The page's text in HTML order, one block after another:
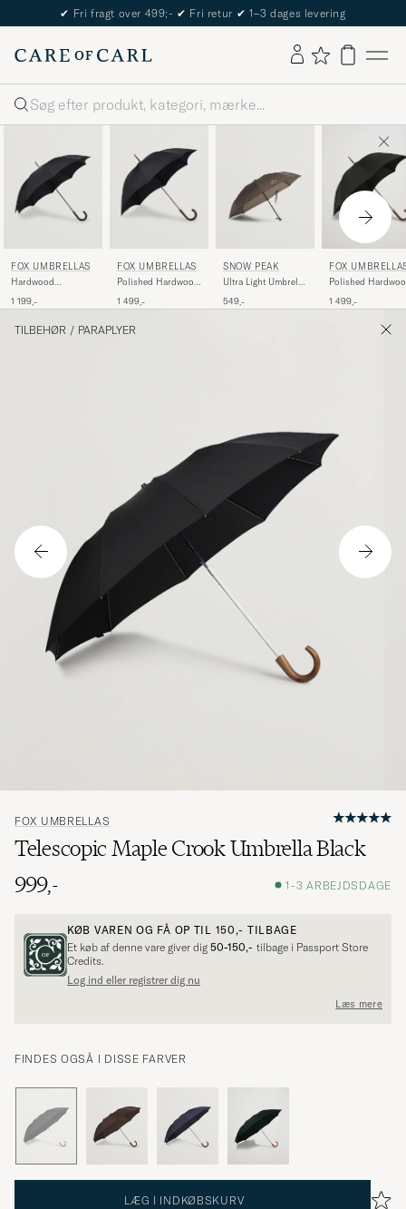
✔ Fri fragt over 499;- ✔ Fri retur ✔ 1–3 dages levering
Søg
FOX UMBRELLAS
Hardwood
Black
1 199,-
FOX UMBRELLAS
Polished Hardwood
1 499,-
SNOW PEAK
Ultra Light Umbrella
549,-
FOX
Polished
Green
1 499,-
TILBEHØR / PARAPLYER
FOX UMBRELLAS
Telescopic Maple Crook Umbrella Black
999,-
1-3 ARBEJDSDAGE
KØB VAREN OG FÅ OP TIL 150,- TILBAGE
Et køb af denne vare giver dig 50-150,- tilbage i Passport Store
Credits.
Log ind eller registrer dig nu
Læs mere
FINDES OGSÅ I DISSE FARVER
LÆG I INDKØBSKURV